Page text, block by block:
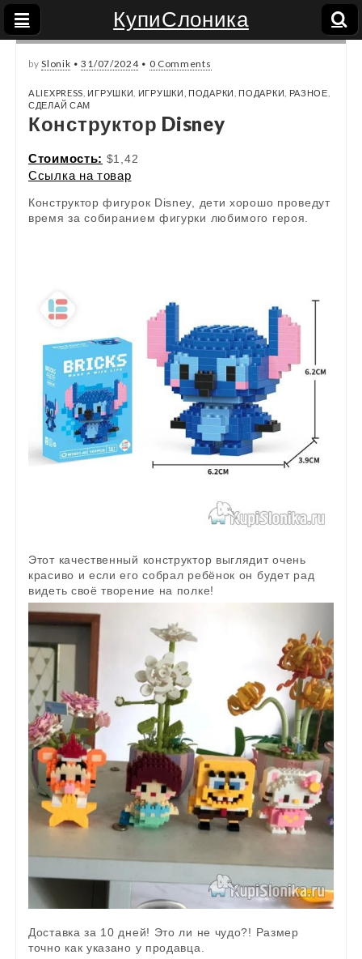
КупиСлоника
bySlonik •31/07/2024• 0 Comments
ALIEXPRESS ИГРУШКИ ИГРУШКИ, ПОДАРКИ ПОДАРКИ РАЗНОЕ
СДЕЛАЙ САМ
Конструктор Disney
Стоимость: $1,42
Ссылка на товар
Конструктор фигурок Disney, дети хорошо проведут
время за собиранием фигурки любимого героя.
Этот качественный конструктор выглядит очень
красиво и если его собрал ребёнок он будет рад
видеть своё творение на полке!
Доставка за 10 дней! Это ли не чудо?! Размер
точно как указано у продавца.